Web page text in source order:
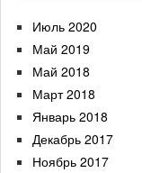
Июль 2020
Май 2019
Май 2018
Март 2018
Январь 2018
Декабрь 2017
Ноябрь 2017